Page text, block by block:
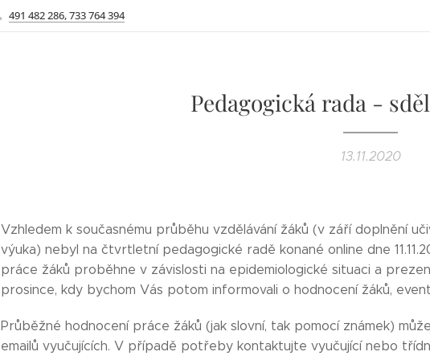
491 482 286, 733 764 394
Pedagogická rada -
13.11.2020
Vzhledem k současnému průběhu vzdělávání žáků (v září doplnění
výuka) nebyl na čtvrtletní pedagogické radě konané online dne
práce žáků proběhne v závislosti na epidemiologické situaci a
prosince, kdy bychom Vás potom informovali o hodnocení žáků,
Průběžné hodnocení práce žáků (jak slovní, tak pomocí známek)
emailů vyučujících. V případě potřeby kontaktujte vyučující nebo